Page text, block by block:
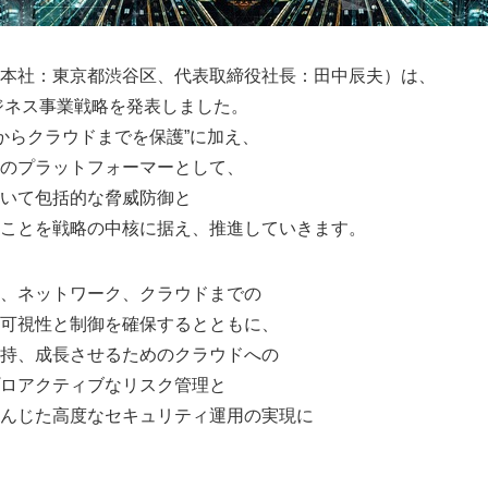
社：東京都渋谷区、代表取締役社長：田中辰夫）は、
ス事業戦略を発表しました。
クラウドまでを保護”に加え、
プラットフォーマーとして、
て包括的な脅威防御と
とを戦略の中核に据え、推進していきます。
ネットワーク、クラウドまでの
視性と制御を確保するとともに、
、成長させるためのクラウドへの
アクティブなリスク管理と
じた高度なセキュリティ運用の実現に